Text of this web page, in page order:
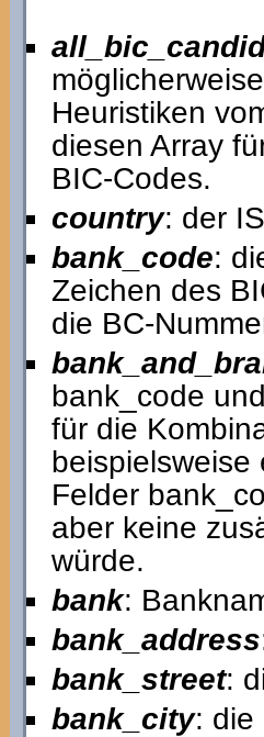
Heuristiken
diesen Array
BIC-Codes.
country: der
bank_code:
Zeichen des
die BC-
bank_code
für die
beispielsweise
Felder
aber keine
würde.
bank:
bank_address
bank_street:
bank_city: die